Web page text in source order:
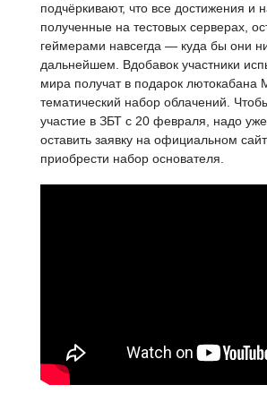
подчёркивают, что все достижения и
полученные на тестовых серверах,
геймерами навсегда — куда бы они
дальнейшем. Вдобавок участники
мира получат в подарок лютокабана
тематический набор облачений.
участие в ЗБТ с 20 февраля, надо
оставить заявку на официальном
приобрести набор основателя.